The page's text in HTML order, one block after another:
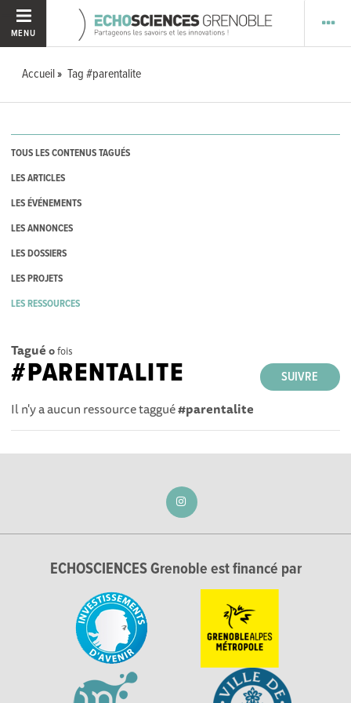
MENU
Accueil Tag #parentalite
TOUS LES CONTENUS TAGUÉS
LES ARTICLES
LES ÉVÉNEMENTS
LES ANNONCES
LES DOSSIERS
LES PROJETS
LES RESSOURCES
Tagué 0fois
SUIVRE
#PARENTALITE
Il n'y a aucun ressource taggué#parentalite
ECHOSCIENCES Grenoble est financé par